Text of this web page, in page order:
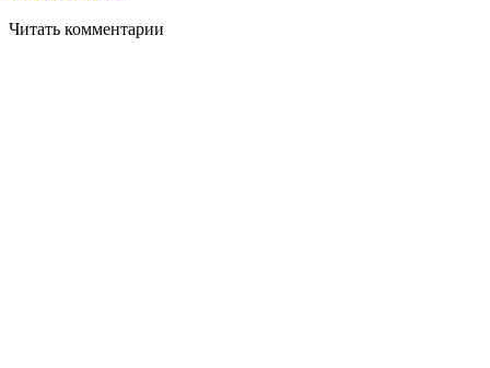
Читать комментарии